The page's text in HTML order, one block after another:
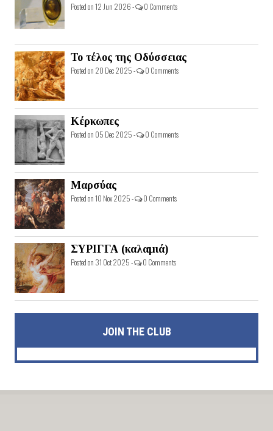
Posted on 12 Jun 2026 - 0 Comments
Το τέλος της Οδύσσειας
Posted on 20 Dec 2025 - 0 Comments
Κέρκωπες
Posted on 05 Dec 2025 - 0 Comments
Μαρσύας
Posted on 10 Nov 2025 - 0 Comments
ΣΥΡΙΓΓΑ (καλαμιά)
Posted on 31 Oct 2025 - 0 Comments
JOIN THE CLUB